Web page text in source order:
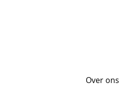
Over ons